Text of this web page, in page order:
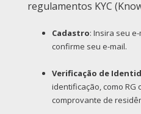
regulamentos KYC
Cadastro: Insira seu
confirme seu e-mail.
Verificação de
identificação, como RG
comprovante de